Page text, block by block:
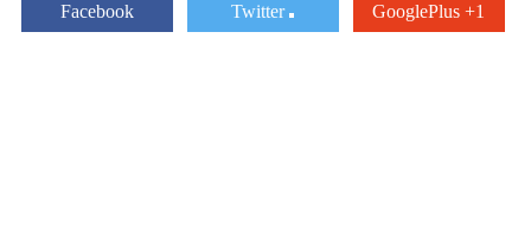
Facebook Twitter GooglePlus +1